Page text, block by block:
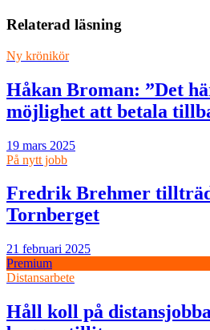
Relaterad läsning
Ny krönikör
Håkan Broman: ”Det
möjlighet att betala
19 mars 2025
På nytt jobb
Fredrik Brehmer
Tornberget
21 februari 2025
Premium
Distansarbete
Håll koll på